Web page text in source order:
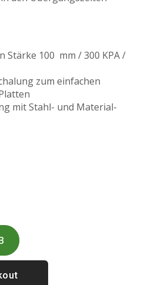
Stärke 100 mm / 300 KPA /
zum einfachen
mit Stahl- und Material-